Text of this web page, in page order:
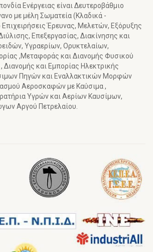
Ενέργειας είναι Δευτεροβάθμιο
με μέλη Σωματεία (Κλαδικά -
Έρευνας, Μελετών, Εξόρυξης
Επεξεργασίας, Διακίνησης και
Υγραερίων, Ορυκτελαίων,
,Μεταφοράς και Διανομής Φυσικού
και Εμπορίας Ηλεκτρικής
Πηγών και Εναλλακτικών Μορφών
Αεροσκαφών με Καύσιμα ,
Υγρών και Αερίων Καυσίμων,
Αργού Πετρελαίου.